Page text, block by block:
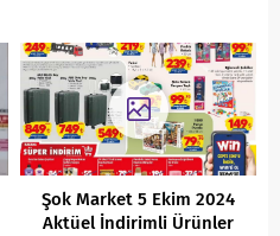
Şok Market 5 Ekim 2024
Aktüel İndirimli Ürünler